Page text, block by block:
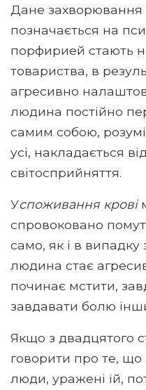
Дане захворювання
позначається на
порфирией стають
товариства, в
агресивно
людина постійно
самим собою,
усі, накладається
світосприйняття.
Успоживання крові
спровоковано
само, як і в
людина стає
починає мстити,
завдавати болю
Якщо з двадцятого
говорити про те, що
люди, уражені їй,